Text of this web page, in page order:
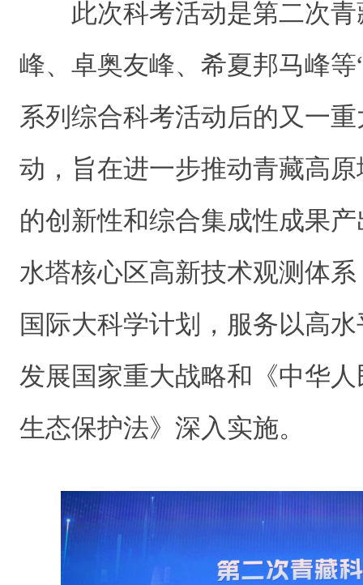
此次科考活动是第二次
峰、卓奥友峰、希夏邦马峰
系列综合科考活动后的又一
动，旨在进一步推动青藏高
的创新性和综合集成性成果
水塔核心区高新技术观测体
国际大科学计划，服务以高
发展国家重大战略和《中华
生态保护法》深入实施。